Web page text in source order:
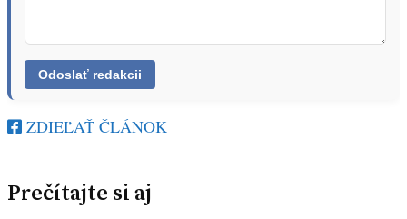
ZDIEĽAŤ ČLÁNOK
Prečítajte si aj